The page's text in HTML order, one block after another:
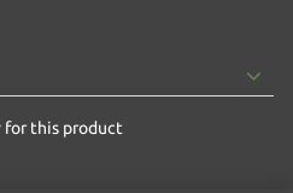
for this product